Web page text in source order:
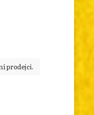
prodejci.